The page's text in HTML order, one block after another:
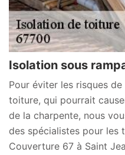
Isolation sous
Pour éviter les risques
toiture, qui pourrait
de la charpente, nous
des spécialistes pour les
Couverture 67 à Saint